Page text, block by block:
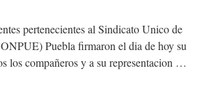
pertenecientes al Sindicato Unico de
Puebla firmaron el dia de hoy su
los compañeros y a su representacion …